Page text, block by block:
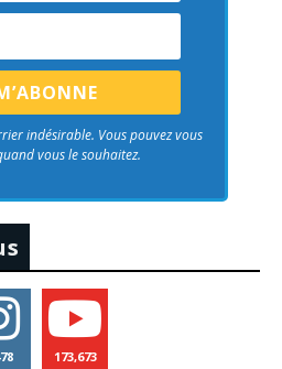
indésirable. Vous pouvez vous
vous le souhaitez.
173,673